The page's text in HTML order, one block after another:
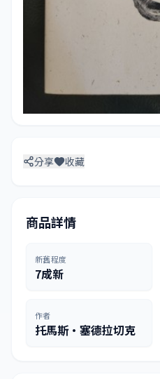
分享 收藏
商品詳情
新舊程度
7成新
作者
托馬斯·塞德拉切克